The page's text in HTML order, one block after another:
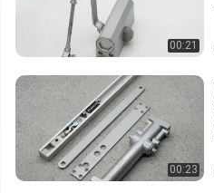
00:21
00:23